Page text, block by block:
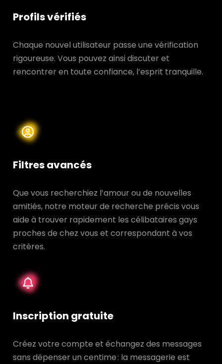
Profils vérifiés
Chaque nouvel utilisateur passe une vérification
rigoureuse. Vous pouvez ainsi discuter et
rencontrer en toute confiance, l’esprit tranquille.
Filtres avancés
Que vous recherchiez l’amour ou de nouvelles
amitiés, notre moteur de recherche précis vous
aide à trouver rapidement les célibataires gays
proches de chez vous et correspondant à vos
critères.
Inscription gratuite
Créez votre compte et échangez des messages
sans dépenser un centime : la messagerie est